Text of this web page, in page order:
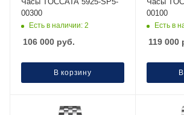
00300
Есть в наличии: 2
106 000 руб.
В корзину
00100
Есть в
119 000